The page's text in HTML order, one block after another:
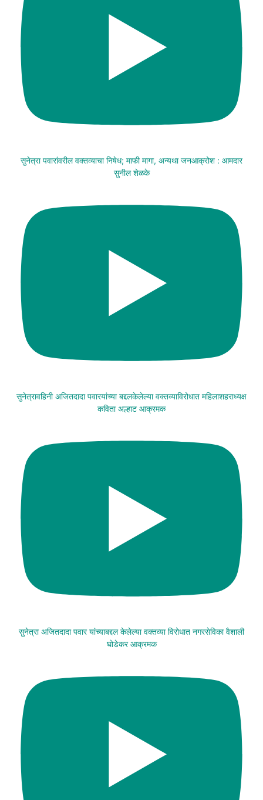
सुनेत्रा पवारांवरील वक्तव्याचा निषेध; माफी मागा, अन्यथा जनआक्रोश : आमदार
सुनील शेळके
सुनेत्रावहिनी अजितदादा पवारयांच्या बद्दलकेलेल्या वक्तव्याविरोधात महिलाशहराध्यक्ष
कविता अल्हाट आक्रमक
सुनेत्रा अजितदादा पवार यांच्याबद्दल केलेल्या वक्तव्या विरोधात नगरसेविका वैशाली
घोडेकर आक्रमक